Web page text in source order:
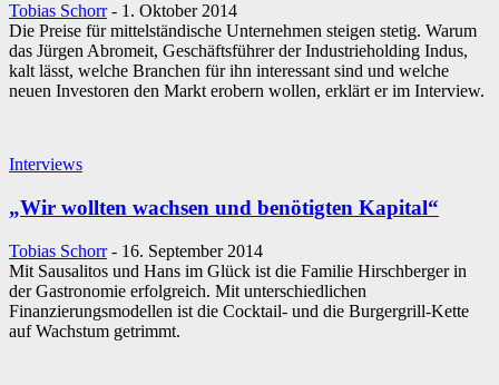
Tobias Schorr - 1. Oktober 2014
Die Preise für mittelständische Unternehmen steigen stetig. Warum
das Jürgen Abromeit, Geschäftsführer der Industrieholding Indus,
kalt lässt, welche Branchen für ihn interessant sind und welche
neuen Investoren den Markt erobern wollen, erklärt er im Interview.
Interviews
„Wir wollten wachsen und benötigten Kapital“
Tobias Schorr - 16. September 2014
Mit Sausalitos und Hans im Glück ist die Familie Hirschberger in
der Gastronomie erfolgreich. Mit unterschiedlichen
Finanzierungsmodellen ist die Cocktail- und die Burgergrill-Kette
auf Wachstum getrimmt.